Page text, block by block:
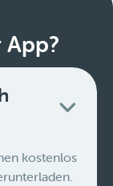
App?
kostenlos